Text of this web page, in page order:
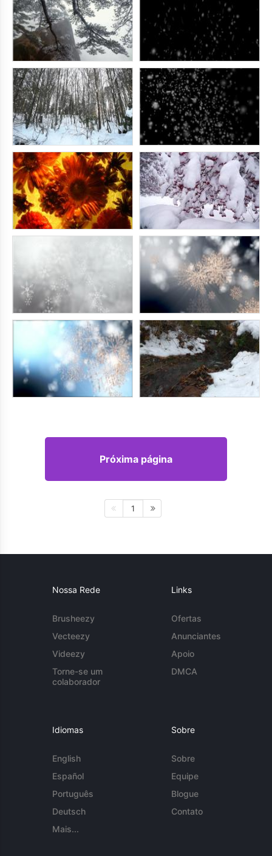
Próxima página
1
Nossa Rede
Brusheezy
Vecteezy
Videezy
Torne-se um
colaborador
Links
Ofertas
Anunciantes
Apoio
DMCA
Idiomas
English
Español
Português
Deutsch
Mais...
Sobre
Sobre
Equipe
Blogue
Contato